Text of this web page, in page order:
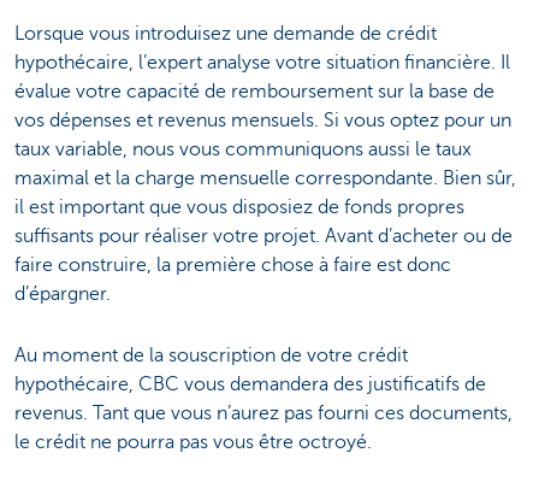
Lorsque vous introduisez une demande de crédit
hypothécaire, l’expert analyse votre situation financière. Il
évalue votre capacité de remboursement sur la base de
vos dépenses et revenus mensuels. Si vous optez pour un
taux variable, nous vous communiquons aussi le taux
maximal et la charge mensuelle correspondante. Bien sûr,
il est important que vous disposiez de fonds propres
suffisants pour réaliser votre projet. Avant d’acheter ou de
faire construire, la première chose à faire est donc
d’épargner.
Au moment de la souscription de votre crédit
hypothécaire, CBC vous demandera des justificatifs de
revenus. Tant que vous n’aurez pas fourni ces documents,
le crédit ne pourra pas vous être octroyé.